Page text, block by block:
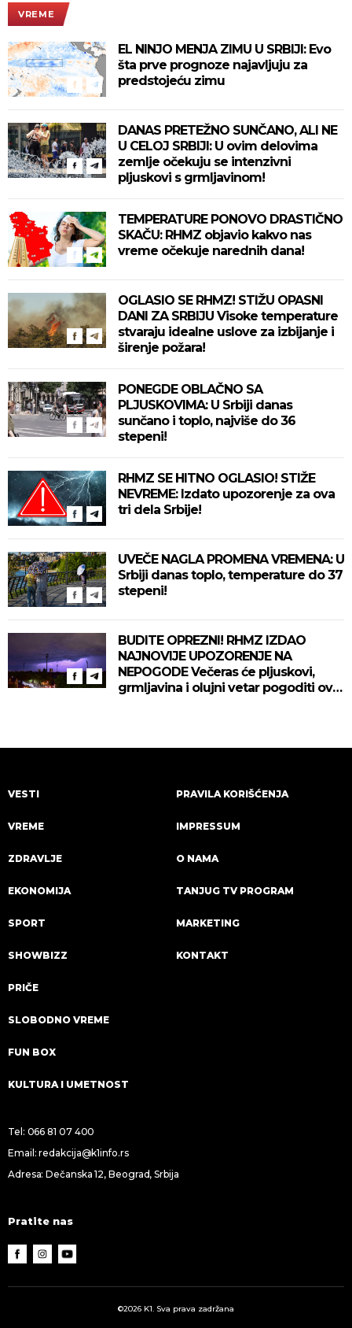
VREME
EL NINJO MENJA ZIMU U SRBIJI: Evo
šta prve prognoze najavljuju za
predstojeću zimu
DANAS PRETEŽNO SUNČANO, ALI NE
U CELOJ SRBIJI: U ovim delovima
zemlje očekuju se intenzivni
pljuskovi s grmljavinom!
TEMPERATURE PONOVO DRASTIČNO
SKAČU: RHMZ objavio kakvo nas
vreme očekuje narednih dana!
OGLASIO SE RHMZ! STIŽU OPASNI
DANI ZA SRBIJU Visoke temperature
stvaraju idealne uslove za izbijanje i
širenje požara!
PONEGDE OBLAČNO SA
PLJUSKOVIMA: U Srbiji danas
sunčano i toplo, najviše do 36
stepeni!
RHMZ SE HITNO OGLASIO! STIŽE
NEVREME: Izdato upozorenje za ova
tri dela Srbije!
UVEČE NAGLA PROMENA VREMENA: U
Srbiji danas toplo, temperature do 37
stepeni!
BUDITE OPREZNI! RHMZ IZDAO
NAJNOVIJE UPOZORENJE NA
NEPOGODE Večeras će pljuskovi,
grmljavina i olujni vetar pogoditi ove
VESTI
VREME
ZDRAVLJE
EKONOMIJA
SPORT
SHOWBIZZ
PRIČE
SLOBODNO VREME
FUN BOX
KULTURA I UMETNOST
PRAVILA KORIŠĆENJA
IMPRESSUM
O NAMA
TANJUG TV PROGRAM
MARKETING
KONTAKT
Tel: 066 81 07 400
Email:redakcija@k1info.rs
Adresa: Dečanska 12, Beograd, Srbija
Pratite nas
©2026 K1. Sva prava zadržana